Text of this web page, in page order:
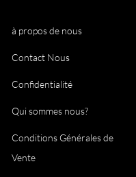
à propos de nous
Contact Nous
Confidentialité
Qui sommes nous?
Conditions Générales de
Vente